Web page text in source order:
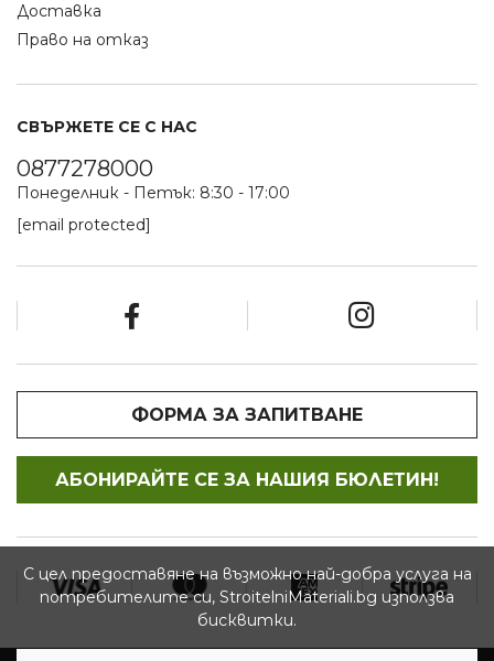
Доставка
Право на отказ
СВЪРЖЕТЕ СЕ С НАС
0877278000
Понеделник - Петък: 8:30 - 17:00
[email protected]
ФОРМА ЗА ЗАПИТВАНЕ
АБОНИРАЙТЕ СЕ ЗА НАШИЯ БЮЛЕТИН!
С цел предоставяне на възможно най-добра услуга на
потребителите си, StroitelniMateriali.bg използва
бисквитки.